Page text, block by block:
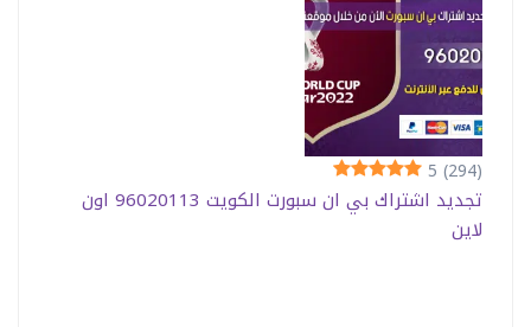
5 (294)
تجديد اشتراك بي ان سبورت الكويت 96020113 اون
لاين